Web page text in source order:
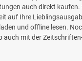
auch direkt kaufen.
auf Ihre
und offline lesen.
auch mit der